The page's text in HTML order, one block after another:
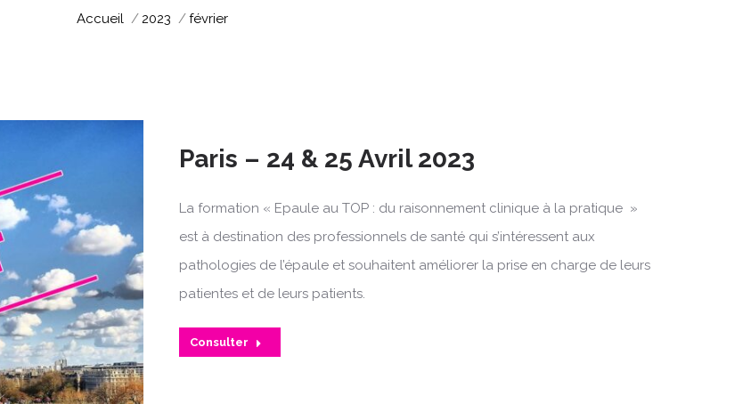
Vous êtes ici :
Accueil 2023 février
Paris – 24 & 25 Avril 2023
La formation « Epaule au TOP : du raisonnement clinique à la pratique »
est à destination des professionnels de santé qui s’intéressent aux
pathologies de l’épaule et souhaitent améliorer la prise en charge de leurs
patientes et de leurs patients.
Consulter